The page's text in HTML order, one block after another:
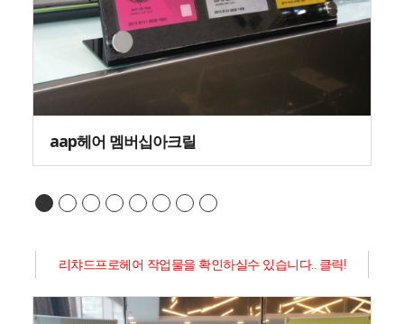
aap헤어 멤버십아크릴
리챠드프로헤어 작업물을 확인하실수 있습니다.. 클릭!